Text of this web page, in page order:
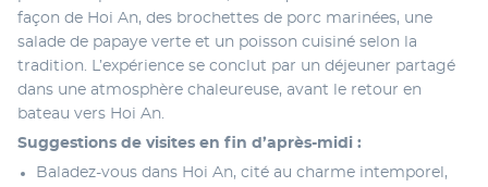
façon de Hoi An, des brochettes de porc marinées, une
salade de papaye verte et un poisson cuisiné selon la
tradition. L’expérience se conclut par un déjeuner partagé
dans une atmosphère chaleureuse, avant le retour en
bateau vers Hoi An.
Suggestions de visites en fin d’après-midi :
Baladez-vous dans Hoi An, cité au charme intemporel,